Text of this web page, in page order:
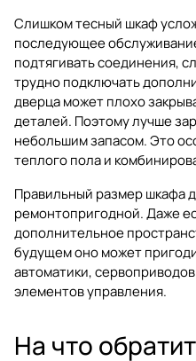
Слишком тесный шкаф
последующее
подтягивать соединения,
трудно подключать
дверца может плохо
деталей. Поэтому лучше
небольшим запасом. Это
теплого пола и
Правильный размер шкафа
ремонтопригодной. Даже
дополнительное
будущем оно может
автоматики,
элементов управления.
На что